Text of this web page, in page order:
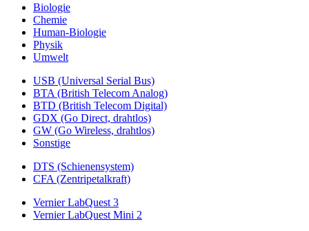
Biologie
Chemie
Human-Biologie
Physik
Umwelt
USB (Universal Serial Bus)
BTA (British Telecom Analog)
BTD (British Telecom Digital)
GDX (Go Direct, drahtlos)
GW (Go Wireless, drahtlos)
Sonstige
DTS (Schienensystem)
CFA (Zentripetalkraft)
Vernier LabQuest 3
Vernier LabQuest Mini 2